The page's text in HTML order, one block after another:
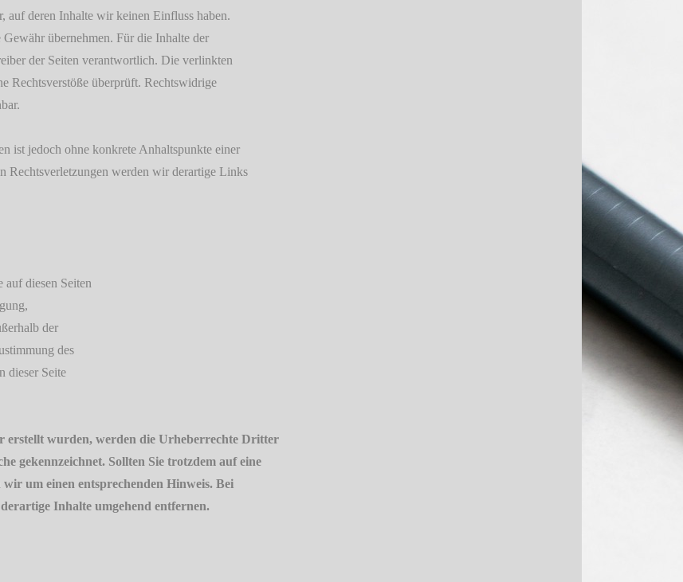
auf deren Inhalte wir keinen Einfluss haben.
übernehmen. Für die Inhalte der
der Seiten verantwortlich. Die verlinkten
Rechtsverstöße überprüft. Rechtswidrige
ist jedoch ohne konkrete Anhaltspunkte einer
Rechtsverletzungen werden wir derartige Links
auf diesen Seiten
der
des
dieser Seite
erstellt wurden, werden die Urheberrechte Dritter
gekennzeichnet. Sollten Sie trotzdem auf eine
um einen entsprechenden Hinweis. Bei
Inhalte umgehend entfernen.